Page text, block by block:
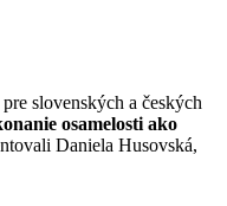
slovenských a českých
osamelosti ako
Daniela Husovská,